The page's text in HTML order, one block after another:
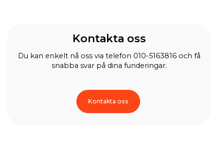
Kontakta oss
Du kan enkelt nå oss via telefon 010-5163816 och få
snabba svar på dina funderingar.
Kontakta oss